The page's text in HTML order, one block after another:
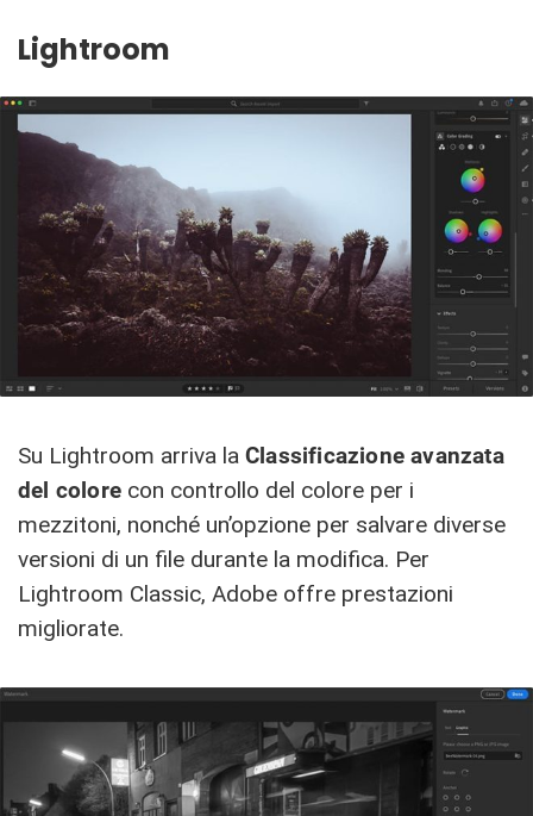
Lightroom
Su Lightroom arriva la Classificazione avanzata
del colore con controllo del colore per i
mezzitoni, nonché un’opzione per salvare diverse
versioni di un file durante la modifica. Per
Lightroom Classic, Adobe offre prestazioni
migliorate.